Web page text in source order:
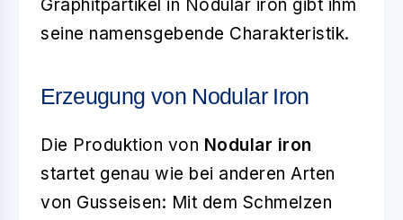
Graphitpartikel in Nodular iron gibt ihm
seine namensgebende Charakteristik.
Erzeugung von Nodular Iron
Die Produktion von Nodular iron
startet genau wie bei anderen Arten
von Gusseisen: Mit dem Schmelzen